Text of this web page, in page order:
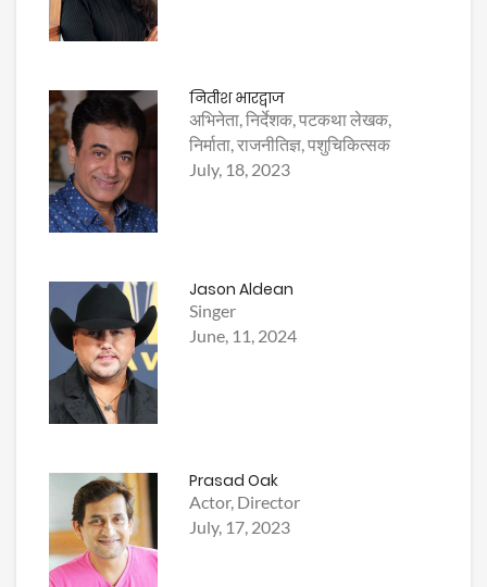
नितीश भारद्वाज
अभिनेता, निर्देशक, पटकथा लेखक,
निर्माता, राजनीतिज्ञ, पशुचिकित्सक
July, 18, 2023
Jason Aldean
Singer
June, 11, 2024
Prasad Oak
Actor, Director
July, 17, 2023